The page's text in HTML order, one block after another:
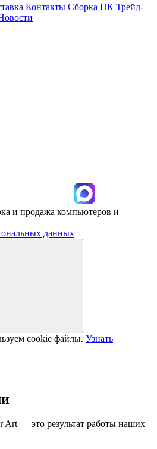
Контакты Сборка ПК Трейд-
и продажа компьютеров и
данных
cookie файлы. Узнать
— это результат работы наших